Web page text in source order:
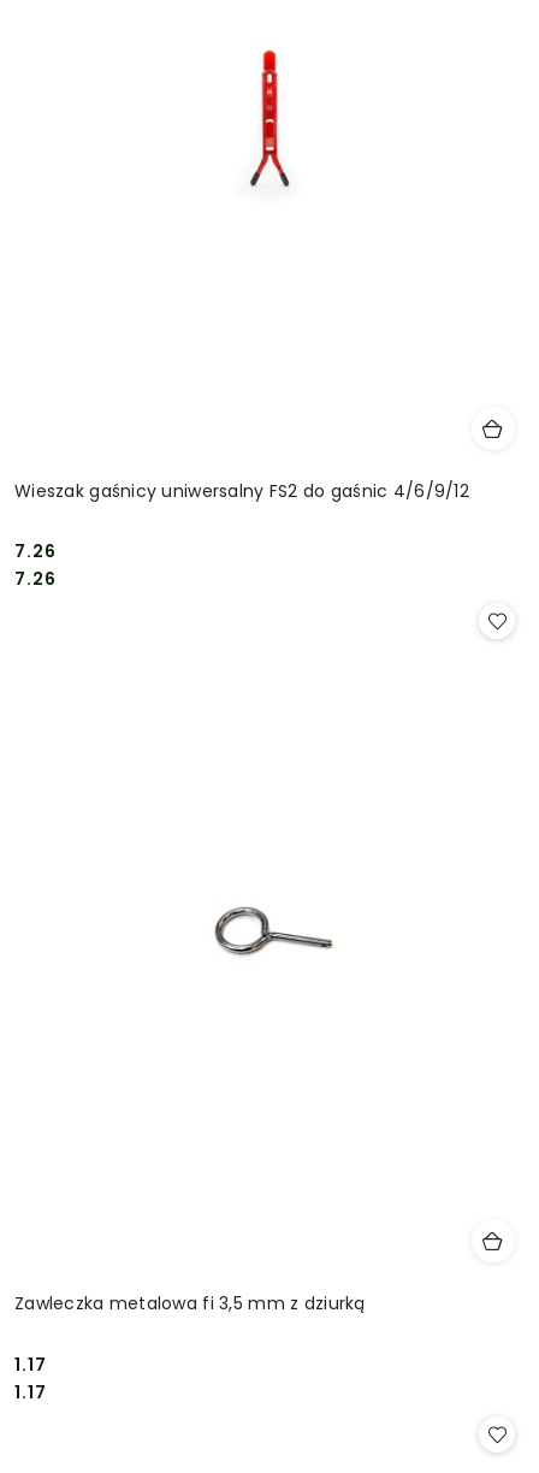
Wieszak gaśnicy uniwersalny FS2 do gaśnic 4/6/9/12
Cena:
7.26
Cena:
7.26
Zawleczka metalowa fi 3,5 mm z dziurką
Cena:
1.17
Cena:
1.17